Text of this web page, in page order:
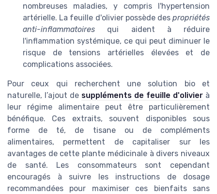
nombreuses maladies, y compris l'hypertension
artérielle. La feuille d'olivier possède des propriétés
anti-inflammatoires qui aident à réduire
l'inflammation systémique, ce qui peut diminuer le
risque de tensions artérielles élevées et de
complications associées.
Pour ceux qui recherchent une solution bio et
naturelle, l’ajout de suppléments de feuille d'olivier à
leur régime alimentaire peut être particulièrement
bénéfique. Ces extraits, souvent disponibles sous
forme de té, de tisane ou de compléments
alimentaires, permettent de capitaliser sur les
avantages de cette plante médicinale à divers niveaux
de santé. Les consommateurs sont cependant
encouragés à suivre les instructions de dosage
recommandées pour maximiser ces bienfaits sans